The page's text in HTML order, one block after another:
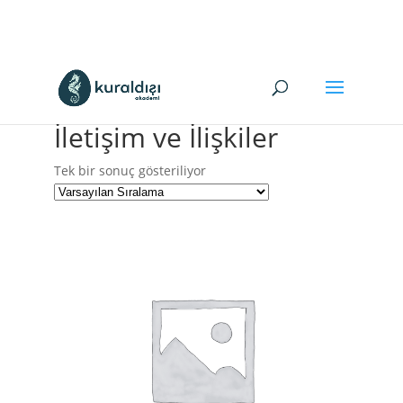
İletişim ve İlişkiler
Tek bir sonuç gösteriliyor